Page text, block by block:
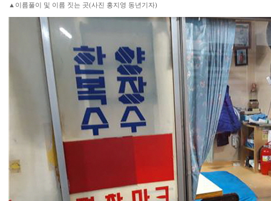
▲이름풀이 및 이름 짓는 곳(사진 홍지영 동년기자)